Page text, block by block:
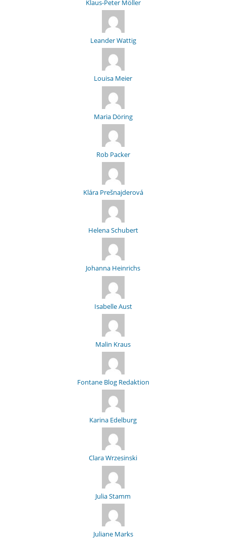
Klaus-Peter Möller
Leander Wattig
Louisa Meier
Maria Döring
Rob Packer
Klára Prešnajderová
Helena Schubert
Johanna Heinrichs
Isabelle Aust
Malin Kraus
Fontane Blog Redaktion
Karina Edelburg
Clara Wrzesinski
Julia Stamm
Juliane Marks